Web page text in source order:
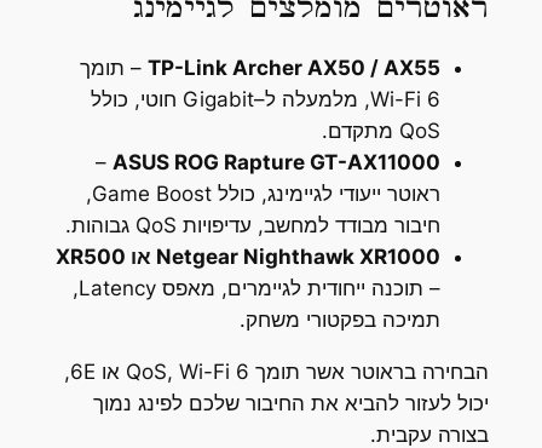
ראוטרים מומלצים לגיימינג
TP-Link Archer AX50 / AX55 – תומך
Wi-Fi 6, מלמעלה ל–Gigabit חוטי, כולל
QoS מתקדם.
ASUS ROG Rapture GT-AX11000
–
ראוטר ייעודי לגיימינג, כולל Game Boost,
חיבור מבודד למחשב, עדיפויות QoS גבוהות.
Netgear Nighthawk XR1000 או XR500
– תוכנה ייחודית לגיימרים, מאפס Latency,
תמיכה בפקטורי משחק.
הבחירה בראוטר אשר תומך QoS, Wi-Fi 6 או 6E,
יכול לעזור להביא את החיבור שלכם לפינג נמוך
בצורה עקבית.